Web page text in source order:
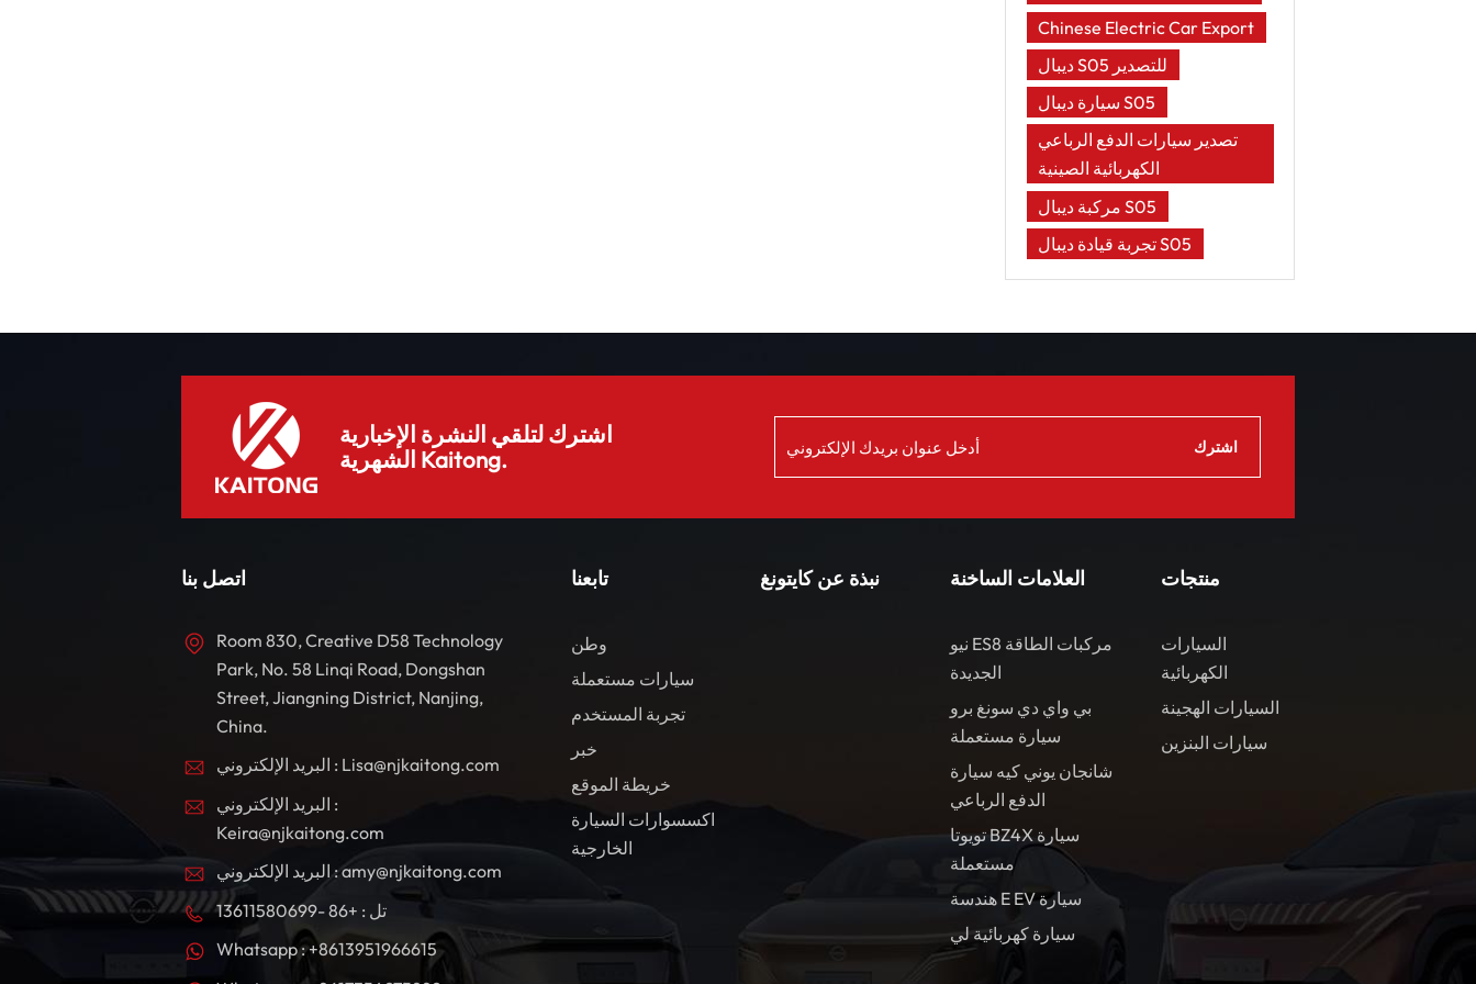
Chinese Electric Car Export
ديبال S05 للتصدير
سيارة ديبال S05
تصدير سيارات الدفع الرباعي
الكهربائية الصينية
مركبة ديبال S05
تجربة قيادة ديبال S05
اشترك لتلقي النشرة الإخبارية
الشهرية Kaitong.
اتصل بنا
Room 830, Creative D58 Technology
Park, No. 58 Linqi Road, Dongshan
Street, Jiangning District, Nanjing,
China.
البريد الإلكتروني : Lisa@njkaitong.com
البريد الإلكتروني :
Keira@njkaitong.com
البريد الإلكتروني : amy@njkaitong.com
تل : +86 -13611580699
Whatsapp : +8613951966615
تابعنا
وطن
سيارات مستعملة
تجربة المستخدم
خبر
خريطة الموقع
اكسسوارات السيارة
الخارجية
نبذة عن كايتونغ العلامات الساخنة
نيو ES8 مركبات الطاقة
الجديدة
بي واي دي سونغ برو
سيارة مستعملة
شانجان يوني كيه سيارة
الدفع الرباعي
تويوتا BZ4X سيارة
مستعملة
هندسة E EV سيارة
سيارة كهربائية لي
منتجات
السيارات
الكهربائية
السيارات الهجينة
سيارات البنزين